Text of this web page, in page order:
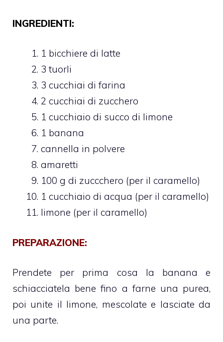
INGREDIENTI:
1 bicchiere di latte
3 tuorli
3 cucchiai di farina
2 cucchiai di zucchero
1 cucchiaio di succo di limone
1 banana
cannella in polvere
amaretti
100 g di zuccchero (per il caramello)
1 cucchiaio di acqua (per il caramello)
limone (per il caramello)
PREPARAZIONE:
Prendete per prima cosa la banana e
schiacciatela bene fino a farne una purea,
poi unite il limone, mescolate e lasciate da
una parte.